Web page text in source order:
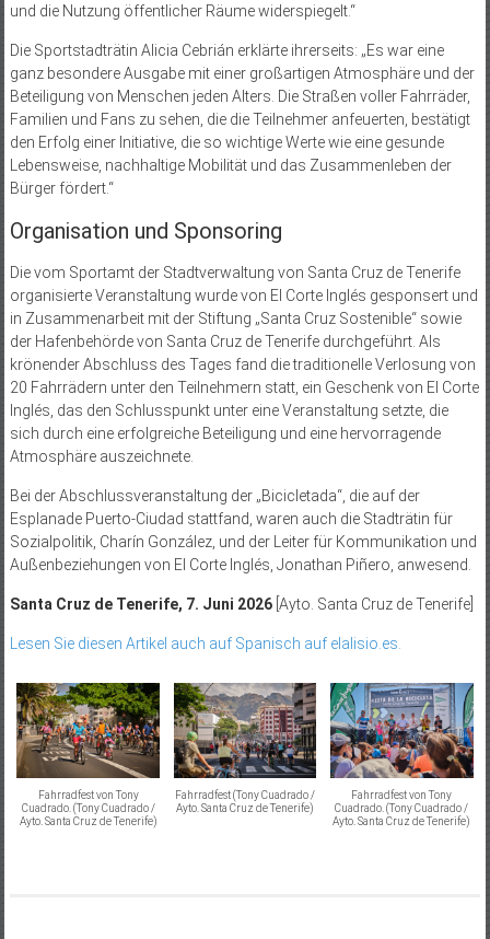
und die Nutzung öffentlicher Räume widerspiegelt.“
Die Sportstadträtin Alicia Cebrián erklärte ihrerseits: „Es war eine
ganz besondere Ausgabe mit einer großartigen Atmosphäre und der
Beteiligung von Menschen jeden Alters. Die Straßen voller Fahrräder,
Familien und Fans zu sehen, die die Teilnehmer anfeuerten, bestätigt
den Erfolg einer Initiative, die so wichtige Werte wie eine gesunde
Lebensweise, nachhaltige Mobilität und das Zusammenleben der
Bürger fördert.“
Organisation und Sponsoring
Die vom Sportamt der Stadtverwaltung von Santa Cruz de Tenerife
organisierte Veranstaltung wurde von El Corte Inglés gesponsert und
in Zusammenarbeit mit der Stiftung „Santa Cruz Sostenible“ sowie
der Hafenbehörde von Santa Cruz de Tenerife durchgeführt. Als
krönender Abschluss des Tages fand die traditionelle Verlosung von
20 Fahrrädern unter den Teilnehmern statt, ein Geschenk von El Corte
Inglés, das den Schlusspunkt unter eine Veranstaltung setzte, die
sich durch eine erfolgreiche Beteiligung und eine hervorragende
Atmosphäre auszeichnete.
Bei der Abschlussveranstaltung der „Bicicletada“, die auf der
Esplanade Puerto-Ciudad stattfand, waren auch die Stadträtin für
Sozialpolitik, Charín González, und der Leiter für Kommunikation und
Außenbeziehungen von El Corte Inglés, Jonathan Piñero, anwesend.
Santa Cruz de Tenerife, 7. Juni 2026[Ayto. Santa Cruz de Tenerife]
Lesen Sie diesen Artikel auch auf Spanisch auf elalisio.es.
Fahrradfest von Tony
Cuadrado. (Tony Cuadrado /
Ayto. Santa Cruz de Tenerife)
Fahrradfest (Tony Cuadrado /
Ayto. Santa Cruz de Tenerife)
Fahrradfest von Tony
Cuadrado. (Tony Cuadrado /
Ayto. Santa Cruz de Tenerife)